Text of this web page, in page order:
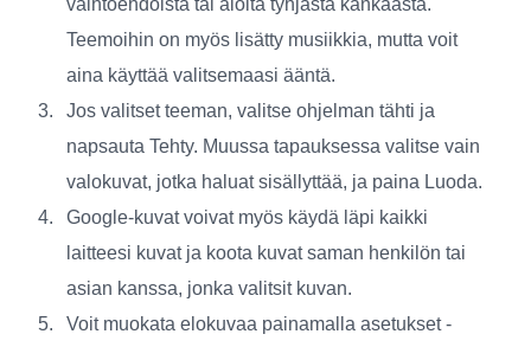
vaihtoehdoista tai aloita tyhjästä kankaasta.
Teemoihin on myös lisätty musiikkia, mutta voit
aina käyttää valitsemaasi ääntä.
Jos valitset teeman, valitse ohjelman tähti ja
napsauta Tehty. Muussa tapauksessa valitse vain
valokuvat, jotka haluat sisällyttää, ja paina Luoda.
Google-kuvat voivat myös käydä läpi kaikki
laitteesi kuvat ja koota kuvat saman henkilön tai
asian kanssa, jonka valitsit kuvan.
Voit muokata elokuvaa painamalla asetukset-